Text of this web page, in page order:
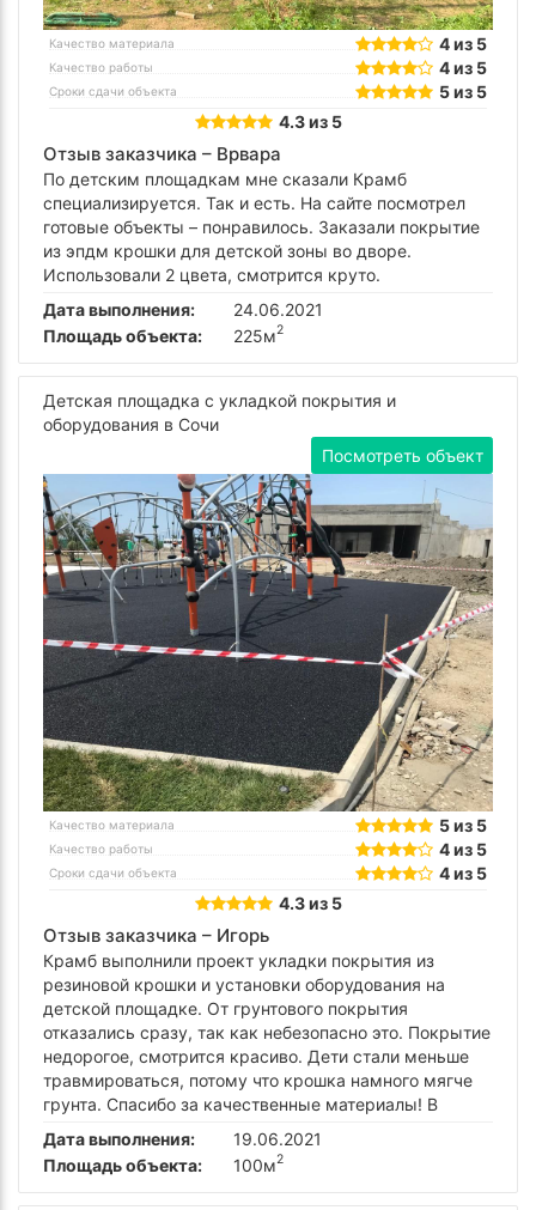
Качество материала 4 из 5
Качество работы 4 из 5
Сроки сдачи объекта
5 из 5
4.3 из 5
Отзыв заказчика – Врвара
По детским площадкам мне сказали Крамб
специализируется. Так и есть. На сайте посмотрел
готовые объекты – понравилось. Заказали покрытие
из эпдм крошки для детской зоны во дворе.
Использовали 2 цвета, смотрится круто.
Дата выполнения:
24.06.2021
Площадь объекта:
225м2
Детская площадка с укладкой покрытия и
оборудования в Сочи
Посмотреть объект
Качество материала 5 из 5
Качество работы 4 из 5
Сроки сдачи объекта
4 из 5
4.3 из 5
Отзыв заказчика – Игорь
Крамб выполнили проект укладки покрытия из
резиновой крошки и установки оборудования на
детской площадке. От грунтового покрытия
отказались сразу, так как небезопасно это. Покрытие
недорогое, смотрится красиво. Дети стали меньше
травмироваться, потому что крошка намного мягче
грунта. Спасибо за качественные материалы! B
Дата выполнения:
19.06.2021
Площадь объекта:
100м2